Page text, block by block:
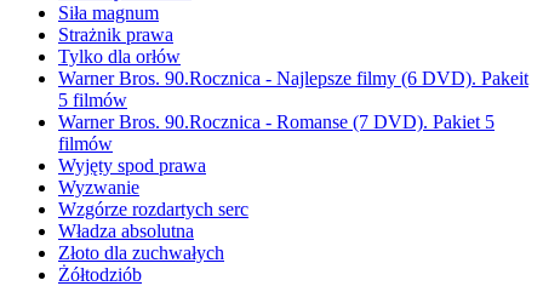
Siła magnum
Strażnik prawa
Tylko dla orłów
Warner Bros. 90.Rocznica - Najlepsze filmy (6 DVD). Pakeit
5 filmów
Warner Bros. 90.Rocznica - Romanse (7 DVD). Pakiet 5
filmów
Wyjęty spod prawa
Wyzwanie
Wzgórze rozdartych serc
Władza absolutna
Złoto dla zuchwałych
Żółtodziób